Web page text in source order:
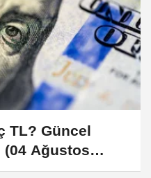
TL? Güncel
(04 Ağustos